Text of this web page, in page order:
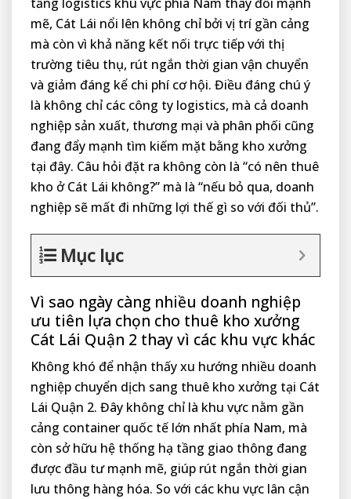
mẽ, Cát Lái nổi lên không chỉ bởi vị trí gần cảng
mà còn vì khả năng kết nối trực tiếp với thị
trường tiêu thụ, rút ngắn thời gian vận chuyển
và giảm đáng kể chi phí cơ hội. Điều đáng chú ý
là không chỉ các công ty logistics, mà cả doanh
nghiệp sản xuất, thương mại và phân phối cũng
đang đẩy mạnh tìm kiếm mặt bằng kho xưởng
tại đây. Câu hỏi đặt ra không còn là “có nên thuê
kho ở Cát Lái không?” mà là “nếu bỏ qua, doanh
nghiệp sẽ mất đi những lợi thế gì so với đối thủ”.
Mục lục
Vì sao ngày càng nhiều doanh nghiệp
ưu tiên lựa chọn cho thuê kho xưởng
Cát Lái Quận 2 thay vì các khu vực khác
Không khó để nhận thấy xu hướng nhiều doanh
nghiệp chuyển dịch sang thuê kho xưởng tại Cát
Lái Quận 2. Đây không chỉ là khu vực nằm gần
cảng container quốc tế lớn nhất phía Nam, mà
còn sở hữu hệ thống hạ tầng giao thông đang
được đầu tư mạnh mẽ, giúp rút ngắn thời gian
lưu thông hàng hóa. So với các khu vực lân cận